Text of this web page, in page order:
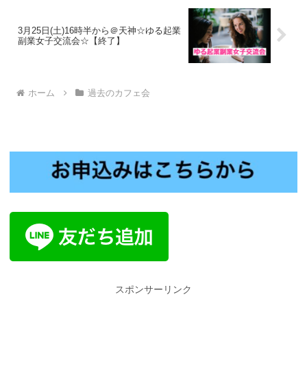
3月25日(土)16時半から＠天神☆ゆる起業
副業女子交流会☆【終了】
ホーム 過去のカフェ会
スポンサーリンク